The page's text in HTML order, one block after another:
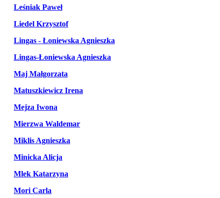
Leśniak Paweł
Liedel Krzysztof
Lingas - Łoniewska Agnieszka
Lingas-Łoniewska Agnieszka
Maj Małgorzata
Matuszkiewicz Irena
Mejza Iwona
Mierzwa Waldemar
Miklis Agnieszka
Minicka Alicja
Mlek Katarzyna
Mori Carla